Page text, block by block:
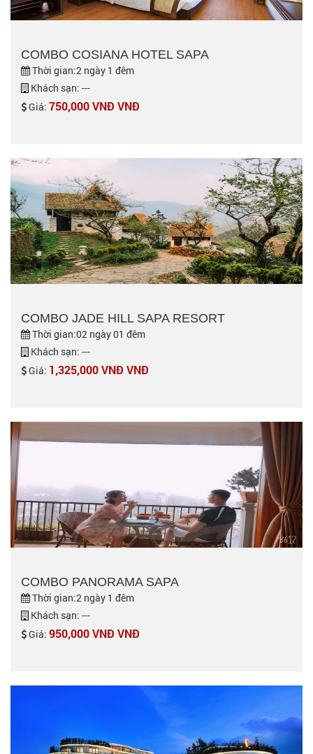
COMBO COSIANA HOTEL SAPA
Thời gian:2 ngày 1 đêm
Khách sạn: ---
Giá: 750,000 VNĐ VNĐ
COMBO JADE HILL SAPA RESORT
Thời gian:02 ngày 01 đêm
Khách sạn: ---
Giá: 1,325,000 VNĐ VNĐ
COMBO PANORAMA SAPA
Thời gian:2 ngày 1 đêm
Khách sạn: ---
Giá: 950,000 VNĐ VNĐ